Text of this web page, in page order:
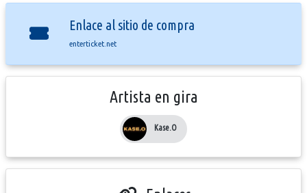
Enlace al sitio de compra
enterticket.net
Artista en gira
Kase.O